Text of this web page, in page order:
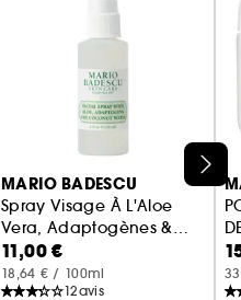
MARIO BADESCU
Spray Visage À L'Aloe
Vera, Adaptogènes &
Eau De Coco
11,00 €
18,64 € / 100ml
12avis